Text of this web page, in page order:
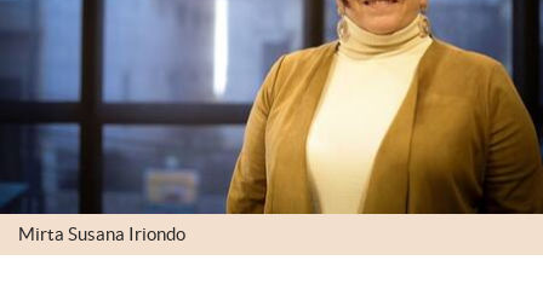
Mirta Susana Iriondo